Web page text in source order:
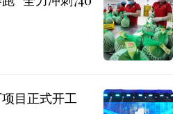
目正式开工